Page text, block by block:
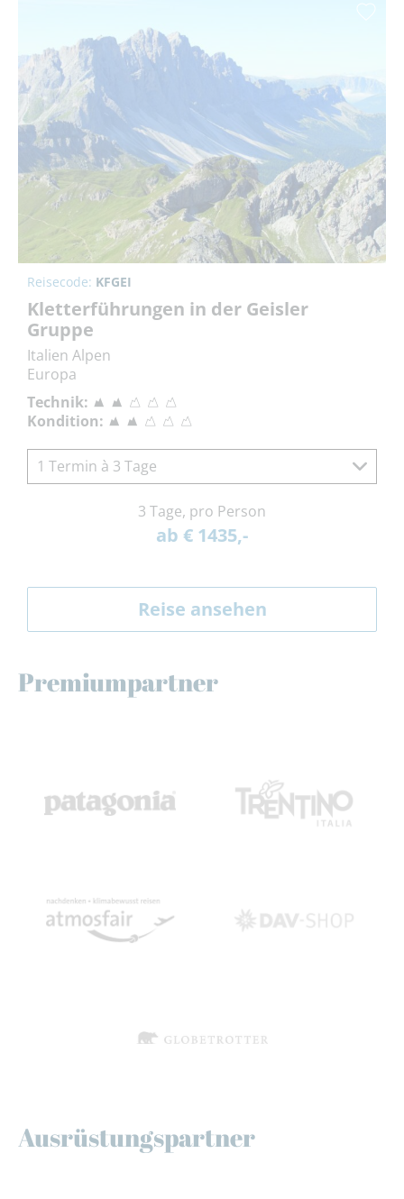
Reisecode: KFGEI
Kletterführungen in der Geisler
Gruppe
Italien Alpen
Europa
Technik:
Kondition:
1 Termin à 3 Tage
3 Tage, pro Person
ab € 1435,-
Reise ansehen
Premiumpartner
Ausrüstungspartner